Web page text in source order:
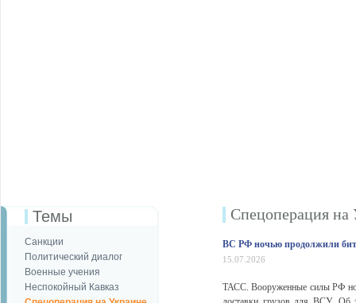
Темы
Санкции
Политический диалог
Военные учения
Неспокойный Кавказ
Спецоперация на
ВС РФ ночью продолжили
15.07.2026
ТАСС. Вооруженные силы РФ